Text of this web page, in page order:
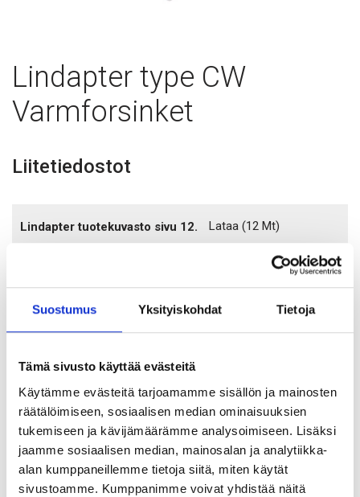
Suostumus Yksityiskohdat Tietoja
Tämä sivusto käyttää evästeitä
Käytämme evästeitä tarjoamamme sisällön ja mainosten
räätälöimiseen, sosiaalisen median ominaisuuksien
tukemiseen ja kävijämäärämme analysoimiseen. Lisäksi
jaamme sosiaalisen median, mainosalan ja analytiikka-
alan kumppaneillemme tietoja siitä, miten käytät
sivustoamme. Kumppanimme voivat yhdistää näitä
Lindapter type CW
Varmforsinket
Liitetiedostot
Lindapter tuotekuvasto sivu 12. Lataa (12 Mt)
Tutustu myös